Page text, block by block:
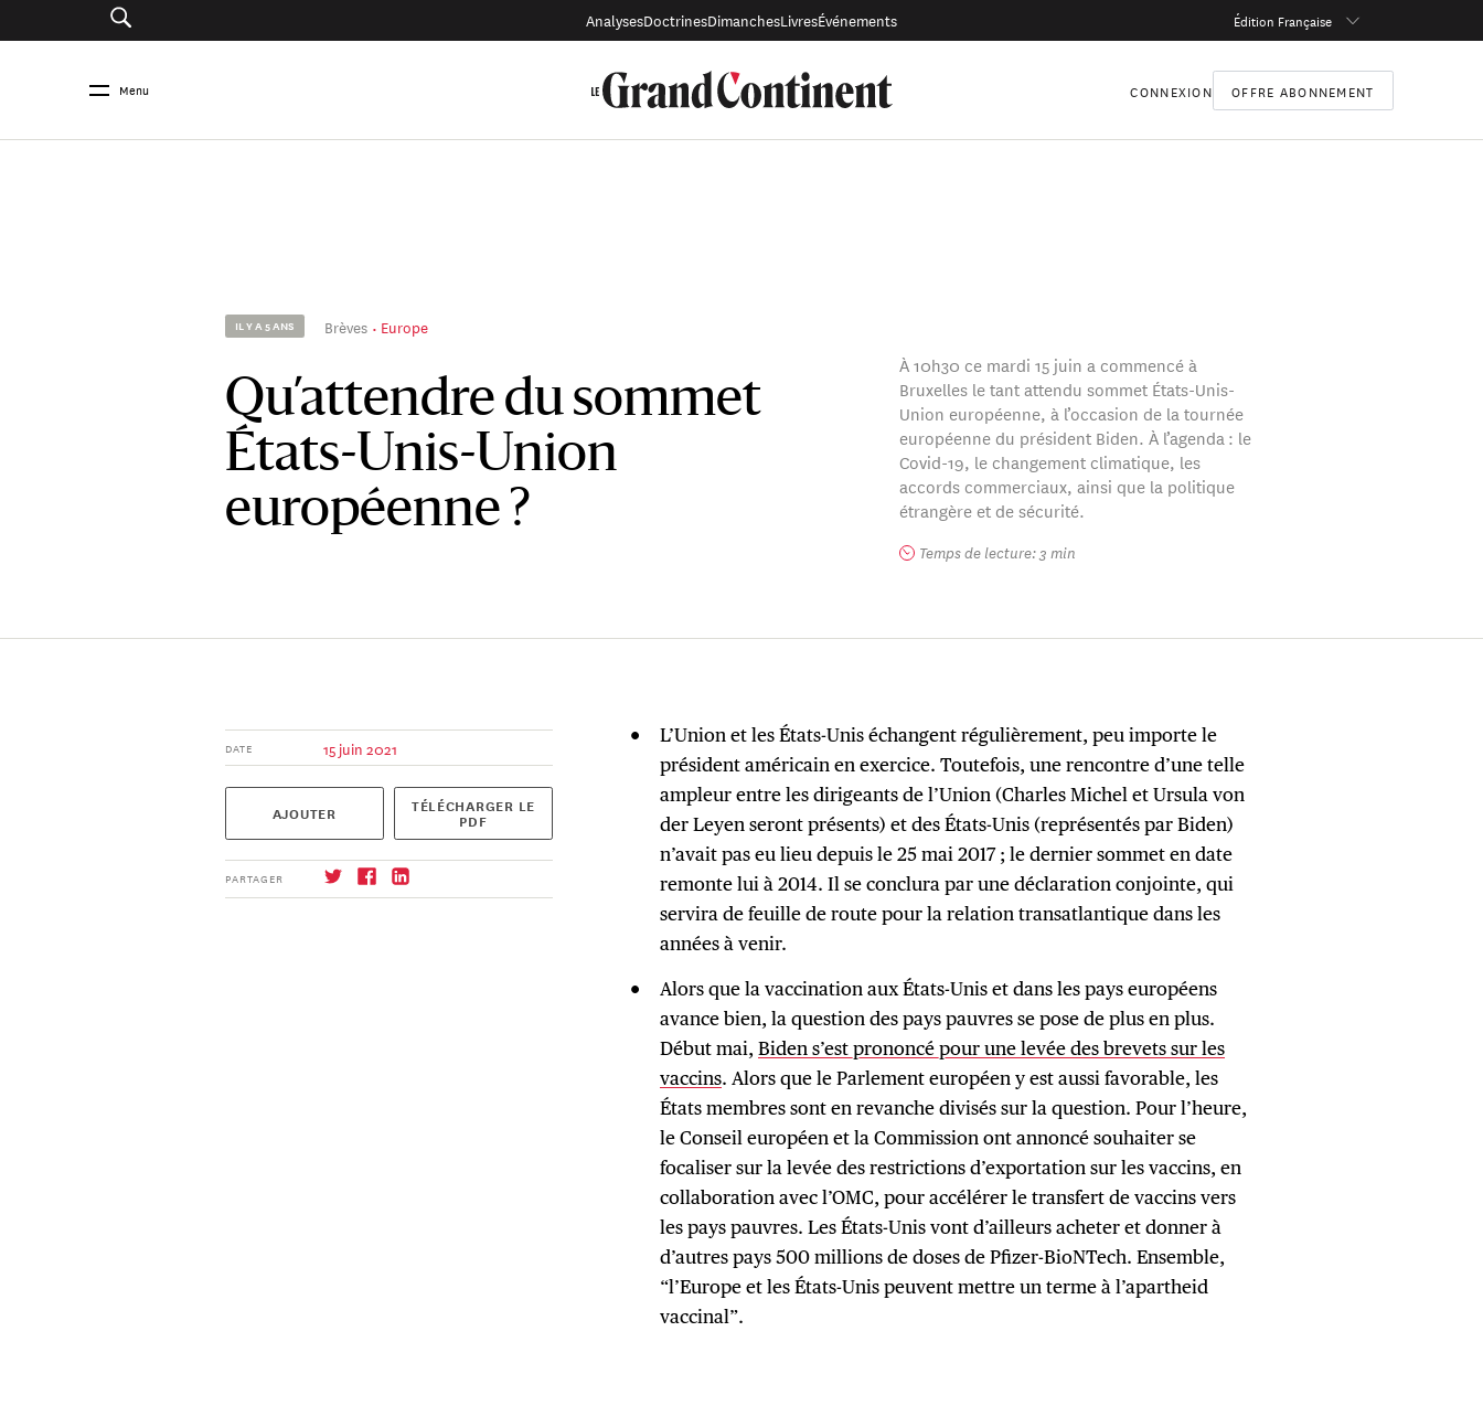
AnalysesDoctrinesDimanchesLivresÉvénements Édition Française
Menu CONNEXION OFFRE ABONNEMENT
IL Y A 5 ANS Brèves Europe
Qu’attendre du sommet
États-Unis-Union
européenne ?
À 10h30 ce mardi 15 juin a commencé à
Bruxelles le tant attendu sommet États-Unis-
Union européenne, à l’occasion de la tournée
européenne du président Biden. À l’agenda : le
Covid-19, le changement climatique, les
accords commerciaux, ainsi que la politique
étrangère et de sécurité.
Temps de lecture: 3 min
DATE 15 juin 2021
AJOUTER TÉLÉCHARGER LE
PDF
PARTAGER
L’Union et les États-Unis échangent régulièrement, peu importe le
président américain en exercice. Toutefois, une rencontre d’une telle
ampleur entre les dirigeants de l’Union (Charles Michel et Ursula von
der Leyen seront présents) et des États-Unis (représentés par Biden)
n’avait pas eu lieu depuis le 25 mai 2017 ; le dernier sommet en date
remonte lui à 2014. Il se conclura par une déclaration conjointe, qui
servira de feuille de route pour la relation transatlantique dans les
années à venir.
Alors que la vaccination aux États-Unis et dans les pays européens
avance bien, la question des pays pauvres se pose de plus en plus.
Début mai, Biden s’est prononcé pour une levée des brevets sur les
vaccins. Alors que le Parlement européen y est aussi favorable, les
États membres sont en revanche divisés sur la question. Pour l’heure,
le Conseil européen et la Commission ont annoncé souhaiter se
focaliser sur la levée des restrictions d’exportation sur les vaccins, en
collaboration avec l’OMC, pour accélérer le transfert de vaccins vers
les pays pauvres. Les États-Unis vont d’ailleurs acheter et donner à
d’autres pays 500 millions de doses de Pfizer-BioNTech. Ensemble,
“l’Europe et les États-Unis peuvent mettre un terme à l’apartheid
vaccinal”.